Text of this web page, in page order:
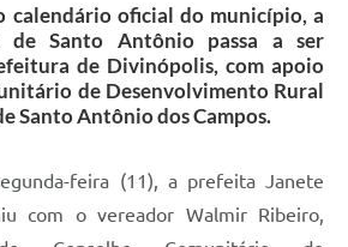
calendário oficial do município, a
de Santo Antônio passa a ser
de Divinópolis, com apoio
de Desenvolvimento Rural
Santo Antônio dos Campos.
feira (11), a prefeita Janete
com o vereador Walmir Ribeiro,